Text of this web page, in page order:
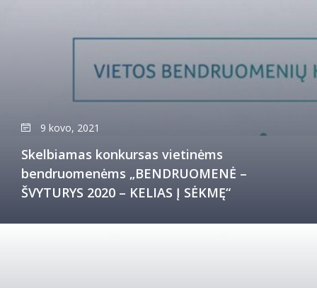
9 kovo, 2021
Skelbiamas konkursas vietinėms
bendruomenėms „BENDRUOMENĖ –
ŠVYTURYS 2020 – KELIAS Į SĖKMĘ“